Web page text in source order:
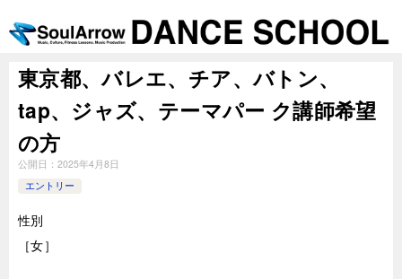
東京都、バレエ、チア、バトン、
tap、ジャズ、テーマパー ク講師希望
の方
公開日： 2025年4月8日
エントリー
性別
［女］